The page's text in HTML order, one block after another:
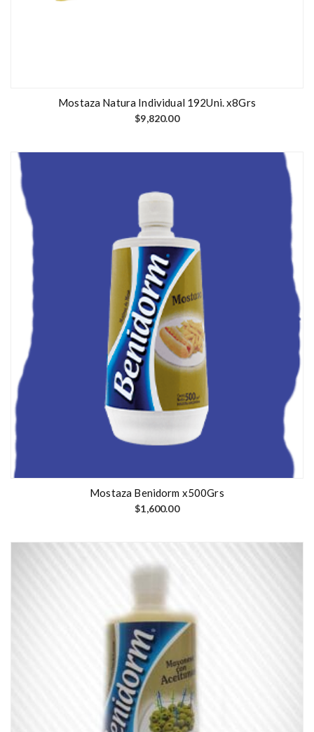
Mostaza Natura Individual 192Uni. x8Grs
$9,820.00
Mostaza Benidorm x500Grs
$1,600.00